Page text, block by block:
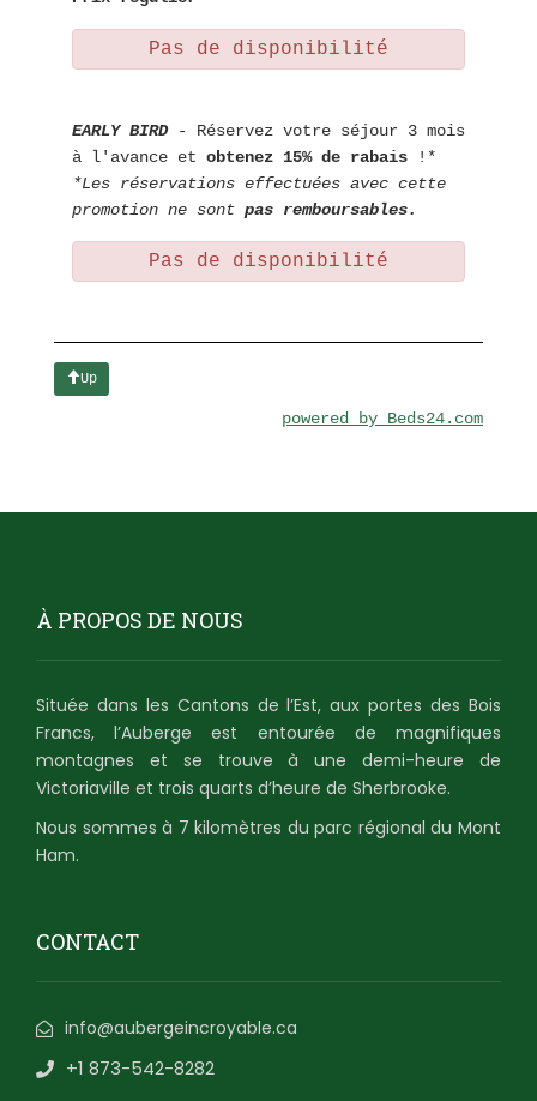
À PROPOS DE NOUS
Située dans les Cantons de l’Est, aux portes des Bois
Francs, l’Auberge est entourée de magnifiques
montagnes et se trouve à une demi-heure de
Victoriaville et trois quarts d’heure de Sherbrooke.
Nous sommes à 7 kilomètres du parc régional du Mont
Ham.
CONTACT
info@aubergeincroyable.ca
+1 873-542-8282